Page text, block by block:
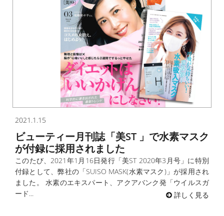
2021.1.15
ビューティー月刊誌「美ST 」で水素マスク
が付録に採用されました
このたび、2021年1月16日発行「美ST 2020年3月号」に特別
付録として、弊社の「SUISO MASK(水素マスク)」が採用され
ました。 水素のエキスパート、アクアバンク発「ウイルスガ
ード...
詳しく見る